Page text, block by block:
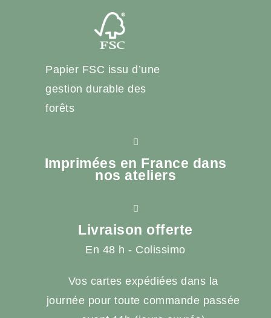
Papier FSC issu d’une
gestion durable des
forêts
Imprimées en France dans
nos ateliers
Livraison offerte
En 48 h - Colissimo
Vos cartes expédiées dans la
journée pour toute commande passée